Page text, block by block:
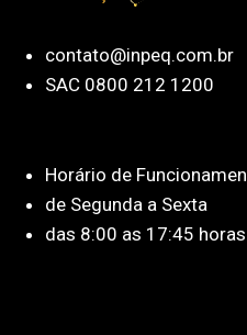
contato@inpeq.com.br
SAC 0800 212 1200
Horário de
de Segunda a Sexta
das 8:00 as 17:45 horas